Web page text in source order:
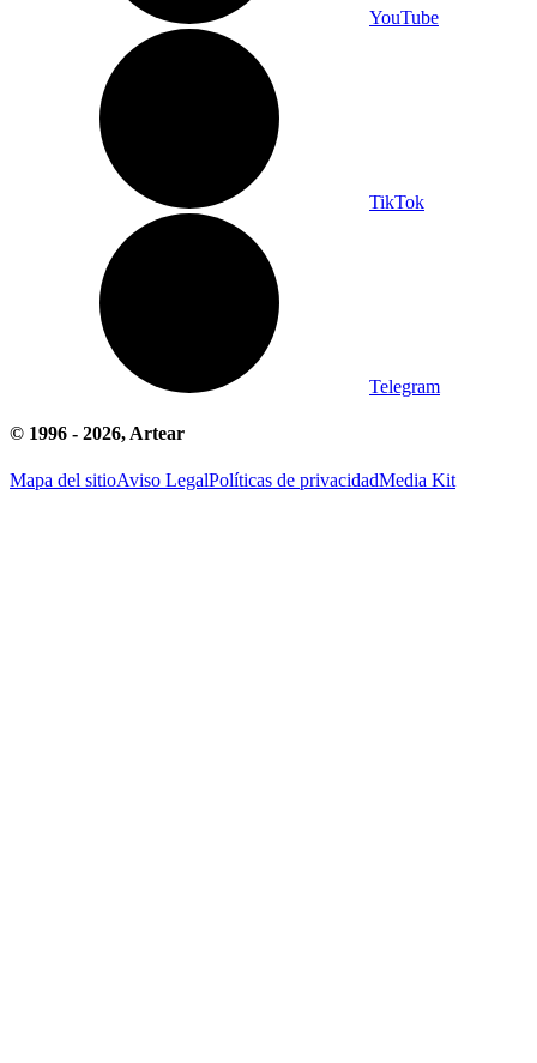
YouTube
TikTok
Telegram
© 1996 - 2026, Artear
Mapa del sitioAviso LegalPolíticas de privacidadMedia Kit